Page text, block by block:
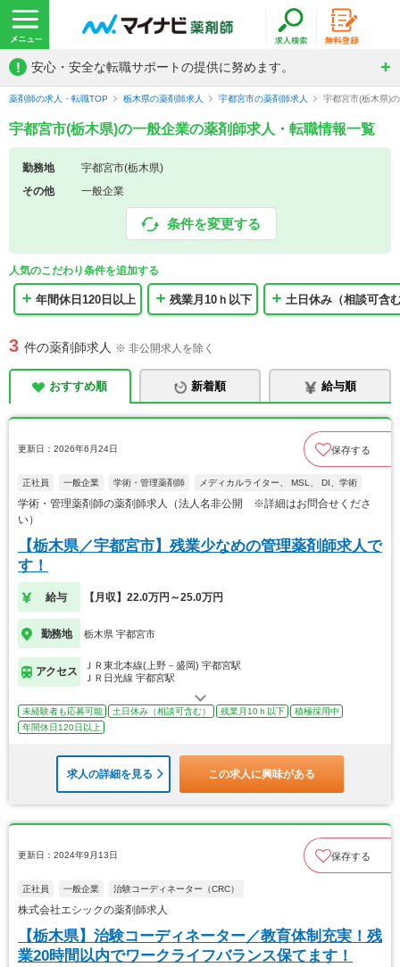
! 安心・安全な転職サポートの提供に努めます。
薬剤師の求人・転職TOP 栃木県の薬剤師求人 宇都宮市の薬剤師求人 宇都宮市(栃木県)
宇都宮市(栃木県)の一般企業の薬剤師求人・転職情報一覧
勤務地
宇都宮市(栃木県)
その他
一般企業
条件を変更する
人気のこだわり条件を追加する
年間休日120日以上 残業月10ｈ以下 土日休み（相談可含
3 件の薬剤師求人 ※ 非公開求人を除く
おすすめ順 新着順 給与順
更新日：2026年6月24日 保存する
正社員 一般企業 学術・管理薬剤師 メディカルライター、 MSL、 DI、学術
学術・管理薬剤師の薬剤師求人（法人名非公開 ※詳細はお問合せくださ
い）
【栃木県／宇都宮市】残業少なめの管理薬剤師求人で
す！
給与 【月収】22.0万円～25.0万円
勤務地 栃木県 宇都宮市
アクセス
ＪＲ東北本線(上野－盛岡) 宇都宮駅
ＪＲ日光線 宇都宮駅
未経験者も応募可能 土日休み（相談可含む） 残業月10ｈ以下
積極採用中
年間休日120日以上
求人の詳細を見る この求人に興味がある
更新日：2024年9月13日 保存する
正社員 一般企業 治験コーディネーター（CRC）
株式会社エシックの薬剤師求人
【栃木県】治験コーディネーター／教育体制充実！残
業20時間以内でワークライフバランス保てます！